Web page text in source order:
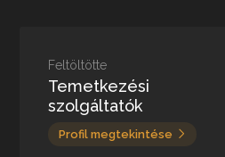
Feltöltötte
Temetkezési
szolgáltatók
Profil megtekintése